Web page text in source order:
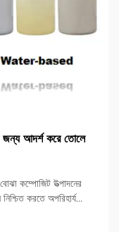
জন্য আদর্শ করে তোলে
কম্পোজিট উত্পাদনের
করতে অপরিহার্য